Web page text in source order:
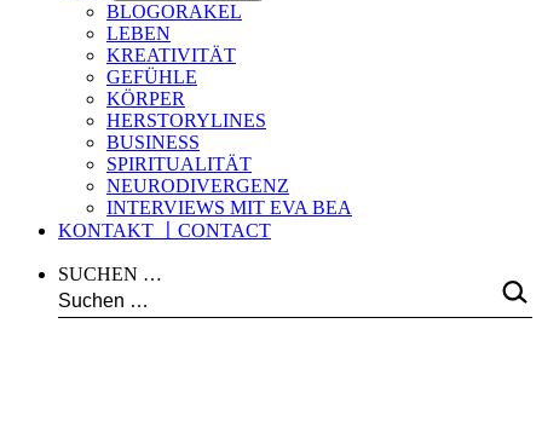
BLOGORAKEL
LEBEN
KREATIVITÄT
GEFÜHLE
KÖRPER
HERSTORYLINES
BUSINESS
SPIRITUALITÄT
NEURODIVERGENZ
INTERVIEWS MIT EVA BEA
KONTAKT 〡CONTACT
SUCHEN …